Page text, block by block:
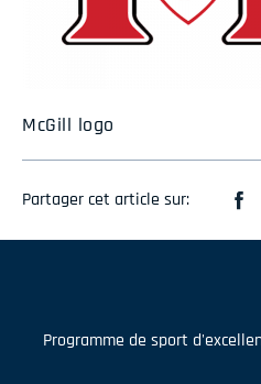
McGill logo
Partager cet article sur:
Programme de sport